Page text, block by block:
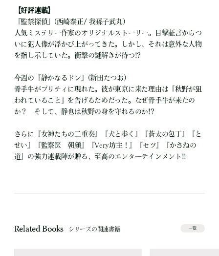
【好評連載】
『監禁探偵』(西崎泰正/ 我孫子武丸)
人気ミステリー作家のオリジナルストーリー。目撃証言からつ
いに犯人像が浮かび上がってきた。しかし、それは意外な人物
を指し示していた。衝撃の謎解きが待つ!?
今週の『静かなるドン』(新田たつお)
骨手牛がプリティに現れた。彼が東京に来た理由は「秋野が狙
われていること」を告げるためだった。なぜ骨手牛が来たの
か？ そして、静也は秋野の身を守れるのか!?
さらに『女神たちの二重奏』『犬と歩く』『蒼太の包丁』『と
せい』『監察医 朝顔』『Very坊主！』『セツ』『かさねの
道』の強力連載陣が贈る、至高のエンターテインメント!!
Related Books シリーズの関連書籍 一覧